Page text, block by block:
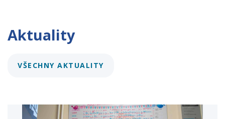
Aktuality
VŠECHNY AKTUALITY